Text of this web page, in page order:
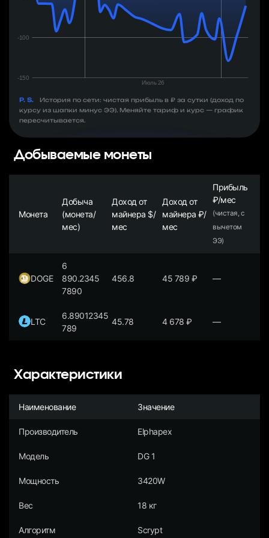
P. S.
История по сети: чистая прибыль в ₽ за сутки (доход по
курсу из шапки минус ЭЭ). Меняйте тариф и курс — график
пересчитывается.
Добываемые монеты
Монета
Добыча
(монета/
мес)
Доход от
майнера $/
мес
Доход от
майнера ₽/
мес
Прибыль
₽/мес
(чистая, с
вычетом
ЭЭ)
DOGE
6
890.2345
7890
456.8 45 789 ₽ —
LTC
6.89012345
789
45.78 4 678 ₽ —
Характеристики
Наименование Значение
Производитель Elphapex
Модель DG 1
Мощность 3420W
Вес 18 кг
Алгоритм Scrypt